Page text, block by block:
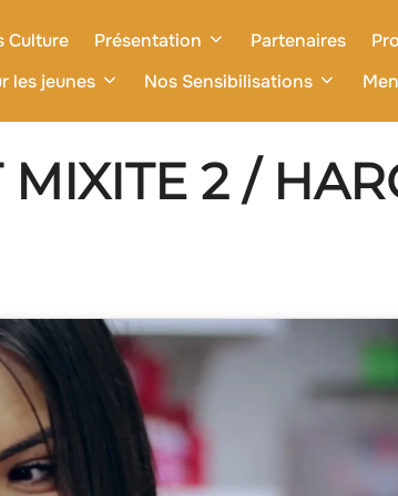
Culture Présentation Partenaires
les jeunes
Nos Sensibilisations
2 /